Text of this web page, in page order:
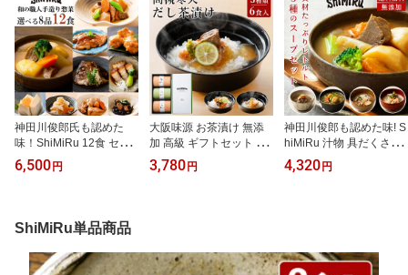
神田川俊郎氏も認めた
味！ShiMiRu 12食 セッ
ト 無添加 惣菜 レトルト
常温保存 おかず 食べ物
和食 煮物 料理 個食 角煮
肉じゃが 無添加食品 オ
ードブル おつまみ 大阪
味源
6,500 円
大阪味源 お茶漬け 無添
加 高級 ギフトセット 6食
入り 【鯛茶漬け 鯖茶漬
け 鮭茶漬け】 寒天 出汁
食 個包装 挨拶 手土産 送
料無料
3,780 円
神田川俊郎も認めた味! S
hiMiRu 汁物 具だくさん
無添加 スープ レトルト 5
点セット 惣菜 常温保存
すい セット 食品
4,320 円
ShiMiRu単品商品